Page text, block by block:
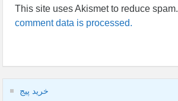
This site uses Akismet to reduce spam.
comment data is processed.
خرید پیج